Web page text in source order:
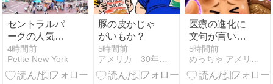
セントラルパ
ークの人気ス
ポット ベセス
ダ噴水 1年間
閉鎖
4時間前
Petite New York
豚の皮かじゃ
がいもか？
5時間前
アメリカ 30年ダイエット失敗家族
医療の進化に
文句が言いた
い
5時間前
めっちゃ アメリカやねん『トラブルwithわんこ』